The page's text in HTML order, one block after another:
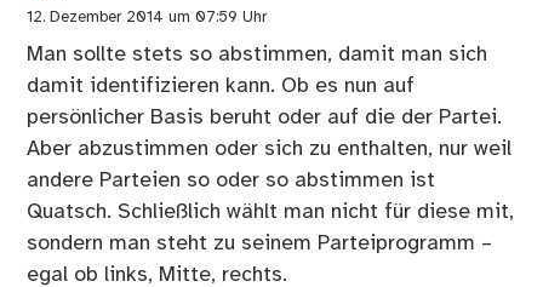
12. Dezember 2014 um 07:59 Uhr
Man sollte stets so abstimmen, damit man sich
damit identifizieren kann. Ob es nun auf
persönlicher Basis beruht oder auf die der Partei.
Aber abzustimmen oder sich zu enthalten, nur weil
andere Parteien so oder so abstimmen ist
Quatsch. Schließlich wählt man nicht für diese mit,
sondern man steht zu seinem Parteiprogramm –
egal ob links, Mitte, rechts.